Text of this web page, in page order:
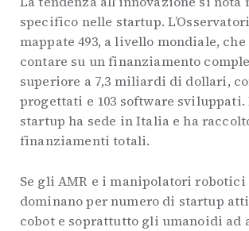
specifico nelle startup.
mappate 493, a livello mondiale, che
contare su un finanziamento
superiore a 7,3 miliardi di dollari,
progettati e 103 software sviluppati.
startup ha sede in Italia e ha
finanziamenti totali.
Se gli AMR e i manipolatori
dominano per numero di startup
cobot e soprattutto gli umanoidi ad